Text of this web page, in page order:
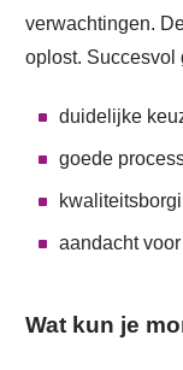
verwachtingen.
oplost. Succesvol
duidelijke
goede
aandacht
Wat kun je